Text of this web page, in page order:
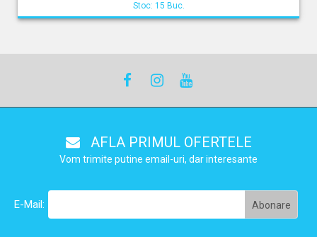
Stoc: 15 Buc.
AFLA PRIMUL OFERTELE
Vom trimite putine email-uri, dar interesante
E-Mail: